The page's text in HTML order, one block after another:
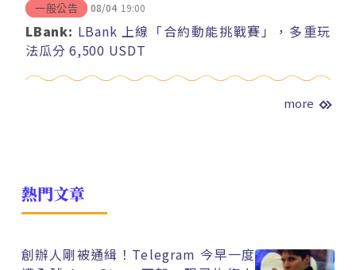
一般公告 08/04 19:00
LBank: LBank 上線「合約動能挑戰賽」，多重玩
法瓜分 6,500 USDT
more
熱門文章
創辦人剛被通緝！Telegram 今早一度